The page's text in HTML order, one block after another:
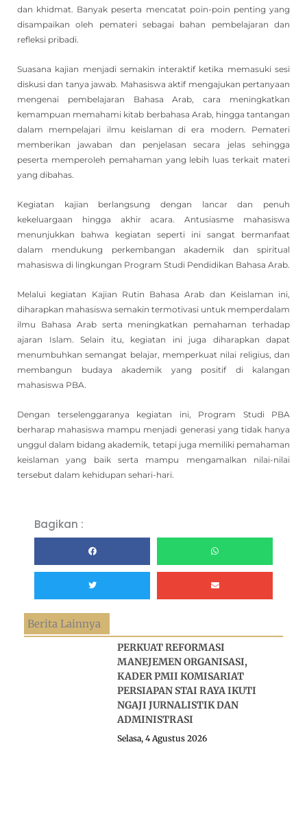
dan khidmat. Banyak peserta mencatat poin-poin penting yang
disampaikan oleh pemateri sebagai bahan pembelajaran dan
refleksi pribadi.
Suasana kajian menjadi semakin interaktif ketika memasuki sesi
diskusi dan tanya jawab. Mahasiswa aktif mengajukan pertanyaan
mengenai pembelajaran Bahasa Arab, cara meningkatkan
kemampuan memahami kitab berbahasa Arab, hingga tantangan
dalam mempelajari ilmu keislaman di era modern. Pemateri
memberikan jawaban dan penjelasan secara jelas sehingga
peserta memperoleh pemahaman yang lebih luas terkait materi
yang dibahas.
Kegiatan kajian berlangsung dengan lancar dan penuh
kekeluargaan hingga akhir acara. Antusiasme mahasiswa
menunjukkan bahwa kegiatan seperti ini sangat bermanfaat
dalam mendukung perkembangan akademik dan spiritual
mahasiswa di lingkungan Program Studi Pendidikan Bahasa Arab.
Melalui kegiatan Kajian Rutin Bahasa Arab dan Keislaman ini,
diharapkan mahasiswa semakin termotivasi untuk memperdalam
ilmu Bahasa Arab serta meningkatkan pemahaman terhadap
ajaran Islam. Selain itu, kegiatan ini juga diharapkan dapat
menumbuhkan semangat belajar, memperkuat nilai religius, dan
membangun budaya akademik yang positif di kalangan
mahasiswa PBA.
Dengan terselenggaranya kegiatan ini, Program Studi PBA
berharap mahasiswa mampu menjadi generasi yang tidak hanya
unggul dalam bidang akademik, tetapi juga memiliki pemahaman
keislaman yang baik serta mampu mengamalkan nilai-nilai
tersebut dalam kehidupan sehari-hari.
Bagikan :
Berita Lainnya
PERKUAT REFORMASI
MANEJEMEN ORGANISASI,
KADER PMII KOMISARIAT
PERSIAPAN STAI RAYA IKUTI
NGAJI JURNALISTIK DAN
ADMINISTRASI
Selasa, 4 Agustus 2026